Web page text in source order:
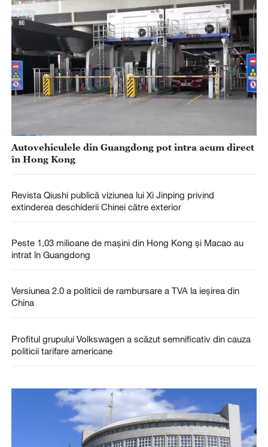
Autovehiculele din Guangdong pot intra acum direct
în Hong Kong
Revista Qiushi publică viziunea lui Xi Jinping privind
extinderea deschiderii Chinei către exterior
Peste 1,03 milioane de maşini din Hong Kong şi Macao au
intrat în Guangdong
Versiunea 2.0 a politicii de rambursare a TVA la ieșirea din
China
Profitul grupului Volkswagen a scăzut semnificativ din cauza
politicii tarifare americane